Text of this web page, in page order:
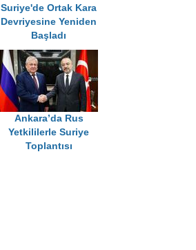
Suriye'de Ortak Kara
Devriyesine Yeniden
Başladı
Ankara’da Rus
Yetkililerle Suriye
Toplantısı